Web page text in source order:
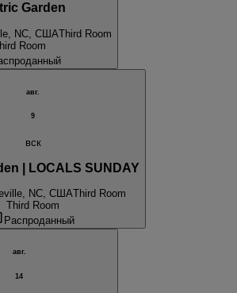
Garden
NC, СШАThird Room
Room
авг.
9
вск
| LOCALS SUNDAY
NC, СШАThird Room
Third Room
Распроданный
авг.
14